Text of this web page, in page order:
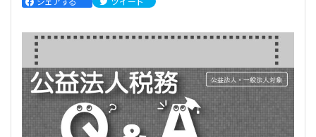
法人運営
理事会
評議員会・社員総会
会計・税務
会計・税務
定期提出書類
労務
労務
法務